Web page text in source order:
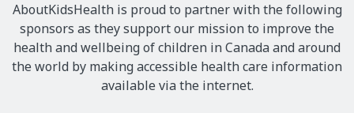
AboutKidsHealth is proud to partner with the following
sponsors as they support our mission to improve the
health and wellbeing of children in Canada and around
the world by making accessible health care information
available via the internet.